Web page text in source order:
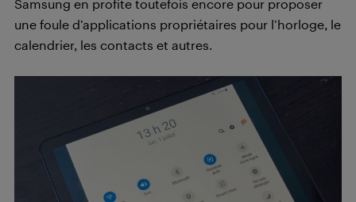
Samsung en profite toutefois encore pour proposer
une foule d’applications propriétaires pour l’horloge, le
calendrier, les contacts et autres.